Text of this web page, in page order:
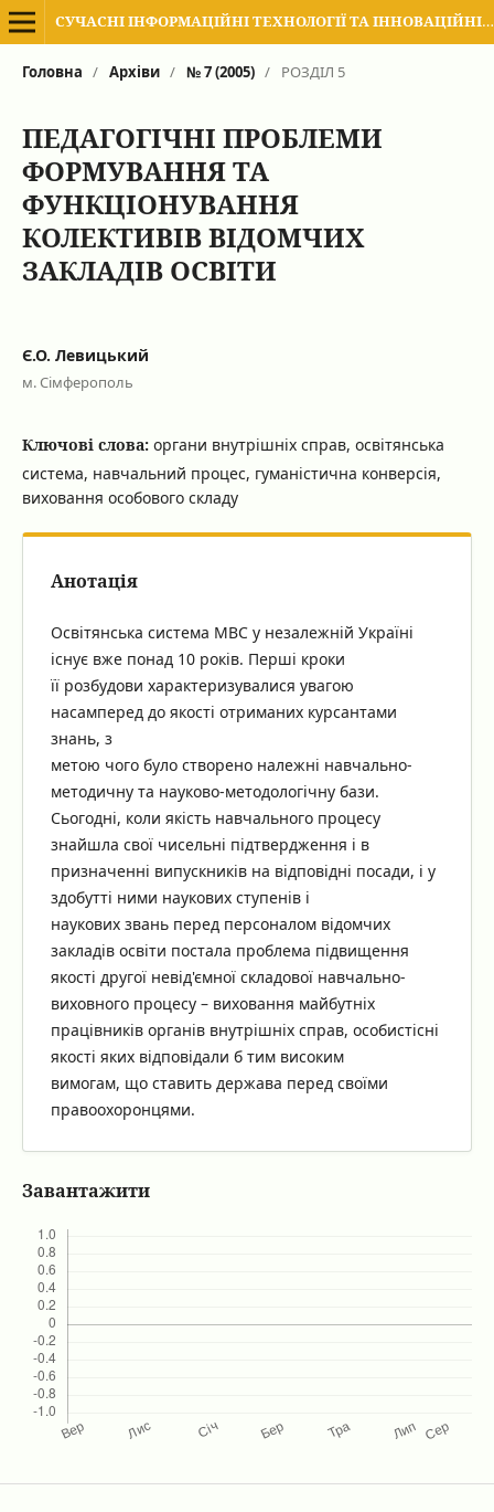
СУЧАСНІ ІНФОРМАЦІЙНІ ТЕХНОЛОГІЇ ТА ІННОВАЦІЙНІ МЕТОДИКИ НАВЧАННЯ В ПІДГОТОВЦІ ФАХІВЦІВ: МЕТОДОЛОГІЯ, ТЕОРІЯ, ДОСВІД, ПРОБЛЕМИ
Головна / Архіви / № 7 (2005) / РОЗДІЛ 5
ПЕДАГОГІЧНІ ПРОБЛЕМИ
ФОРМУВАННЯ ТА
ФУНКЦІОНУВАННЯ
КОЛЕКТИВІВ ВІДОМЧИХ
ЗАКЛАДІВ ОСВІТИ
Є.О. Левицький
м. Сімферополь
Ключові слова: органи внутрішніх справ, освітянська
система, навчальний процес, гуманістична конверсія,
виховання особового складу
Анотація
Освітянська система МВС у незалежній Україні
існує вже понад 10 років. Перші кроки
її розбудови характеризувалися увагою
насамперед до якості отриманих курсантами
знань, з
метою чого було створено належні навчально-
методичну та науково-методологічну бази.
Сьогодні, коли якість навчального процесу
знайшла свої чисельні підтвердження і в
призначенні випускників на відповідні посади, і у
здобутті ними наукових ступенів і
наукових звань перед персоналом відомчих
закладів освіти постала проблема підвищення
якості другої невід'ємної складової навчально-
виховного процесу – виховання майбутніх
працівників органів внутрішніх справ, особистісні
якості яких відповідали б тим високим
вимогам, що ставить держава перед своїми
правоохоронцями.
Завантажити